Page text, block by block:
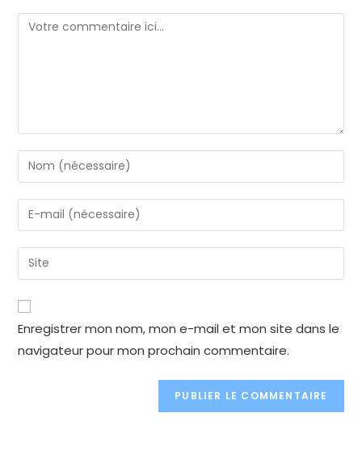
Comment
Enter
your
name
or
to
comment
Enter
your
email
address
comment
Enter
your
website
URL
(optional)
Enregistrer mon nom, mon e-mail et mon site dans le
navigateur pour mon prochain commentaire.